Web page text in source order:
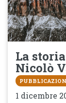
La
Nicolò
1 dicembre